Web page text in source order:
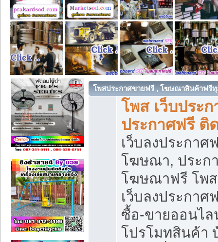
โพสประกาศขายฟรี , โฆษณาสินค้าฟรี
โพส เว็บประก
ประกาศฟรี ติ
เว็บลงประกา
โฆษณา, ประก
โฆษณาฟรี โพส
เว็บลงประกา
ซื้อ-ขายออนไล
โปรโมทสินค้า